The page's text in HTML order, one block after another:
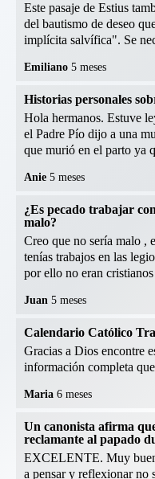
Este pasaje de Estius
del bautismo de deseo
implícita salvífica". Se
Emiliano 5 meses
Historias personales
Hola hermanos. Estuve
el Padre Pío dijo a una
que murió en el parto ya
Anie 5 meses
¿Es pecado trabajar
malo?
Creo que no sería malo ,
tenías trabajos en las
por ello no eran
Juan 5 meses
Calendario Católico
Gracias a Dios encontre
información completa
Maria 6 meses
Un canonista afirma
reclamante al papado
EXCELENTE. Muy
a pensar y reflexionar no